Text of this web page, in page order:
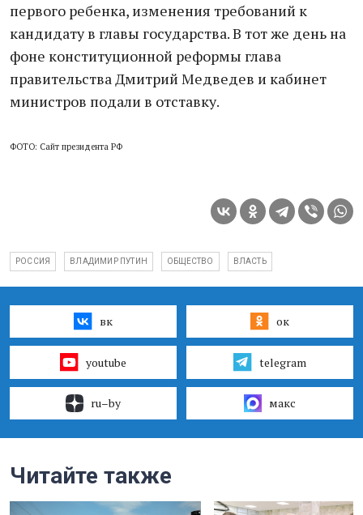
первого ребенка, изменения требований к
кандидату в главы государства. В тот же день на
фоне конституционной реформы глава
правительства Дмитрий Медведев и кабинет
министров подали в отставку.
ФОТО: Сайт президента РФ
РОССИЯ ВЛАДИМИР ПУТИН ОБЩЕСТВО ВЛАСТЬ
вк ок
youtube telegram
ru–by макс
Читайте также